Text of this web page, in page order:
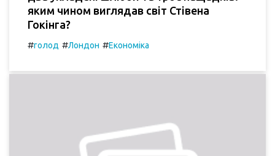
яким чином виглядав світ Стівена
Гокінга?
#голод #Лондон #Економіка